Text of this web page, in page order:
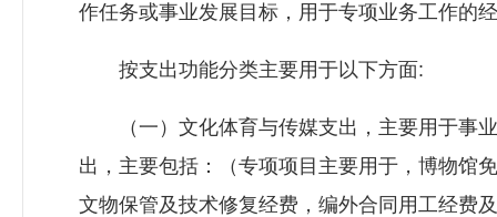
作任务或事业发展目标，用于专项业务工作的
按支出功能分类主要用于以下方面:
（一）文化体育与传媒支出，主要用于事业
出，主要包括：（专项项目主要用于，博物馆
文物保管及技术修复经费，编外合同用工经费